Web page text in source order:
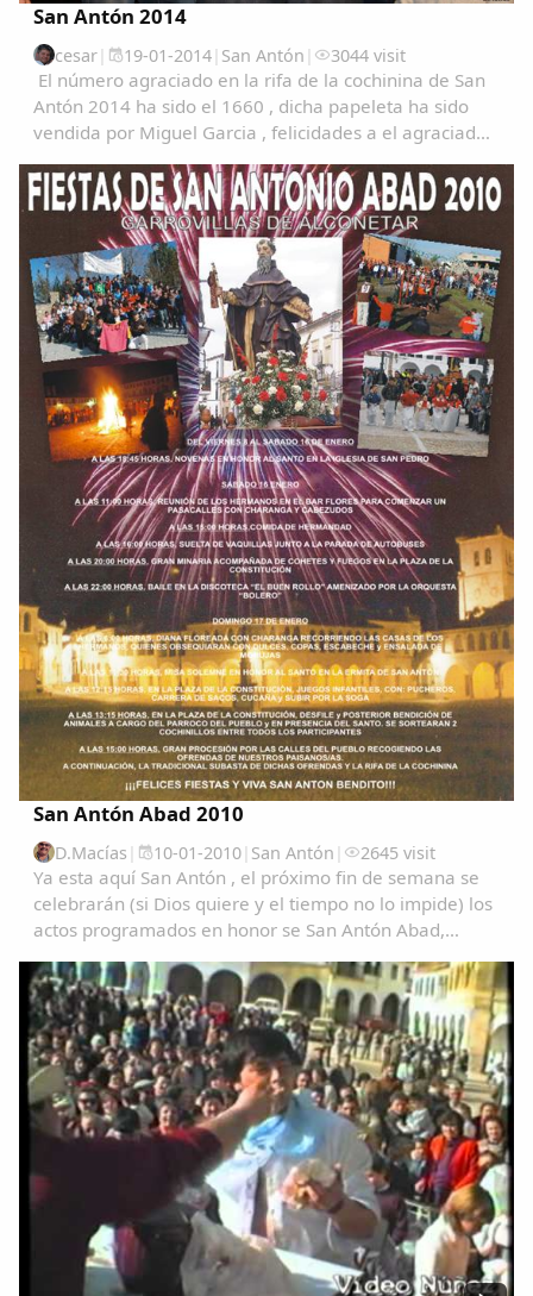
San Antón 2014
cesar| 19-01-2014| San Antón | 3044 visit
El número agraciado en la rifa de la cochinina de San
Antón 2014 ha sido el 1660 , dicha papeleta ha sido
vendida por Miguel Garcia , felicidades a el agraciad@
fotografías: https://alkonetara.org/fotos/100461Videos:
San Antón Abad 2010
D.Macías | 10-01-2010| San Antón | 2645 visit
Ya esta aquí San Antón , el próximo fin de semana se
celebrarán (si Dios quiere y el tiempo no lo impide) los
actos programados en honor se San Antón Abad,
vaquillas al igual que se lidiaron el pasado...